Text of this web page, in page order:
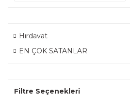
Hırdavat
EN ÇOK SATANLAR
Filtre Seçenekleri